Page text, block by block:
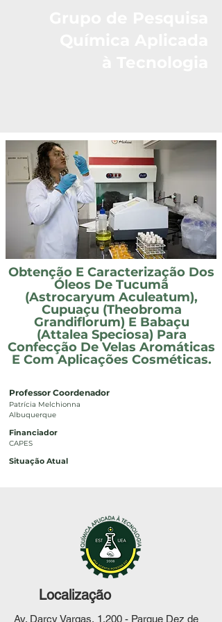
Obtenção E Caracterização Dos
Óleos De Tucumã
(Astrocaryum Aculeatum),
Cupuaçu (Theobroma
Grandiflorum) E Babaçu
(Attalea Speciosa) Para
Confecção De Velas Aromáticas
E Com Aplicações Cosméticas.
Professor Coordenador
Patrícia Melchionna
Albuquerque
Financiador
CAPES
Situação Atual
Localização
Av. Darcy Vargas, 1.200 - Parque Dez de